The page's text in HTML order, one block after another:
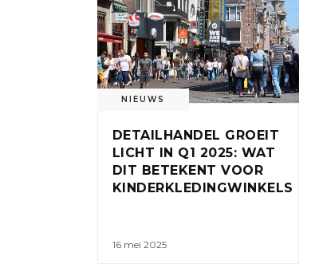
NIEUWS
DETAILHANDEL GROEIT
LICHT IN Q1 2025: WAT
DIT BETEKENT VOOR
KINDERKLEDINGWINKELS
16 mei 2025